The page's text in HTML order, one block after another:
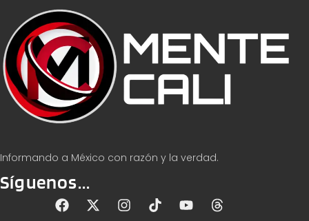
Informando a México con razón y la verdad.
Síguenos...